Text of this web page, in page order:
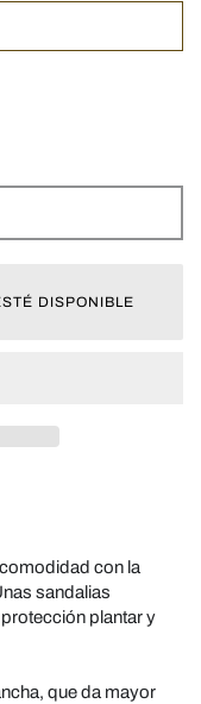
DISPONIBLE
con la
sandalias
plantar y
que da mayor